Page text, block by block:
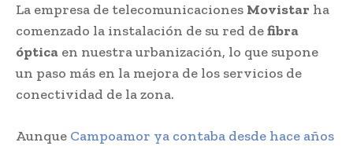
La empresa de telecomunicaciones Movistar ha
comenzado la instalación de su red defibra
óptica en nuestra urbanización, lo que supone
un paso más en la mejora de los servicios de
conectividad de la zona.
Aunque Campoamor ya contaba desde hace años